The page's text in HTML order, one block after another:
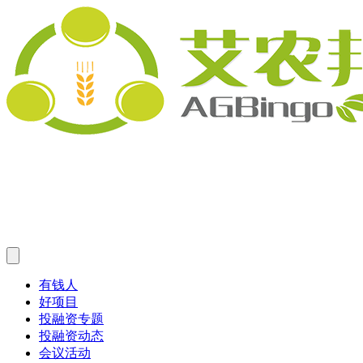
有钱人
好项目
投融资专题
投融资动态
会议活动